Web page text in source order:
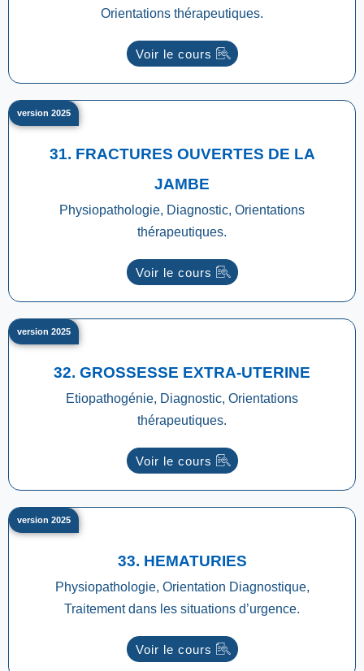
Orientations thérapeutiques.
Voir le cours
31. FRACTURES OUVERTES DE LA
JAMBE
Physiopathologie, Diagnostic, Orientations
thérapeutiques.
Voir le cours
version 2025
32. GROSSESSE EXTRA-UTERINE
Etiopathogénie, Diagnostic, Orientations
thérapeutiques.
Voir le cours
version 2025
33. HEMATURIES
Physiopathologie, Orientation Diagnostique,
Traitement dans les situations d’urgence.
Voir le cours
version 2025